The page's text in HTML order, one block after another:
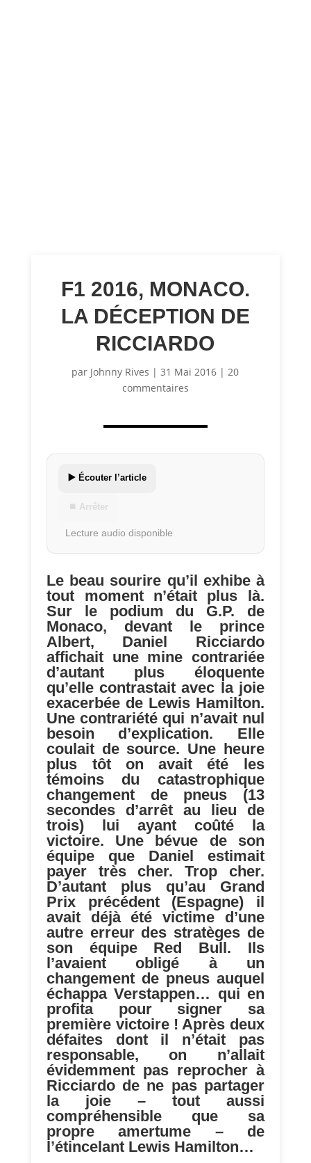
F1 2016, MONACO.
LA DÉCEPTION DE
RICCIARDO
par Johnny Rives |31 Mai 2016 |20
commentaires
▶️ Écouter l’article
⏹ Arrêter
Lecture audio disponible
Le beau sourire qu’il exhibe à
tout moment n’était plus là.
Sur le podium du G.P. de
Monaco, devant le prince
Albert, Daniel Ricciardo
affichait une mine contrariée
d’autant plus éloquente
qu’elle contrastait avec la joie
exacerbée de Lewis Hamilton.
Une contrariété qui n’avait nul
besoin d’explication. Elle
coulait de source. Une heure
plus tôt on avait été les
témoins du catastrophique
changement de pneus (13
secondes d’arrêt au lieu de
trois) lui ayant coûté la
victoire. Une bévue de son
équipe que Daniel estimait
payer très cher. Trop cher.
D’autant plus qu’au Grand
Prix précédent (Espagne) il
avait déjà été victime d’une
autre erreur des stratèges de
son équipe Red Bull. Ils
l’avaient obligé à un
changement de pneus auquel
échappa Verstappen… qui en
profita pour signer sa
première victoire ! Après deux
défaites dont il n’était pas
responsable, on n’allait
évidemment pas reprocher à
Ricciardo de ne pas partager
la joie – tout aussi
compréhensible que sa
propre amertume – de
l’étincelant Lewis Hamilton…